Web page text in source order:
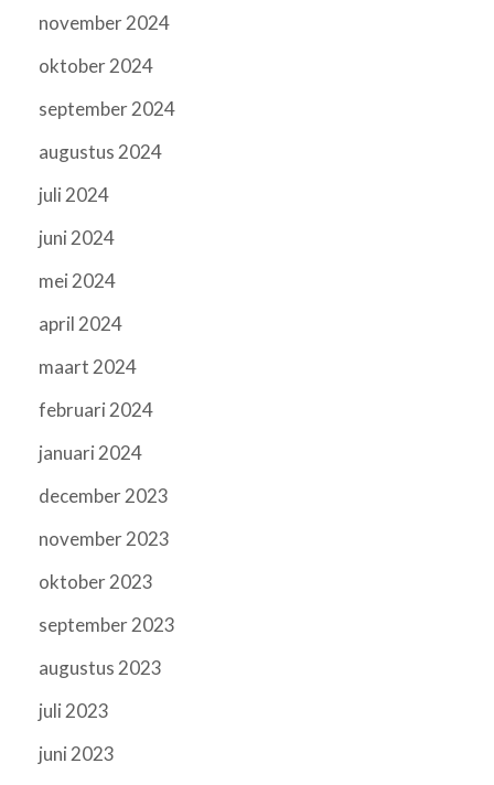
november 2024
oktober 2024
september 2024
augustus 2024
juli 2024
juni 2024
mei 2024
april 2024
maart 2024
februari 2024
januari 2024
december 2023
november 2023
oktober 2023
september 2023
augustus 2023
juli 2023
juni 2023